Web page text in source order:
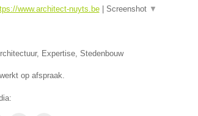
www.architect-nuyts.be| Screenshot ▼
Expertise, Stedenbouw
op afspraak.